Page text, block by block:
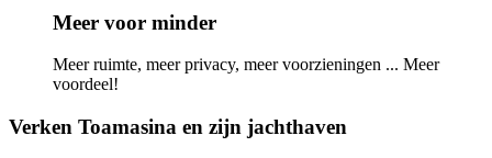
Meer voor minder
Meer ruimte, meer privacy, meer voorzieningen ... Meer
voordeel!
Verken Toamasina en zijn jachthaven